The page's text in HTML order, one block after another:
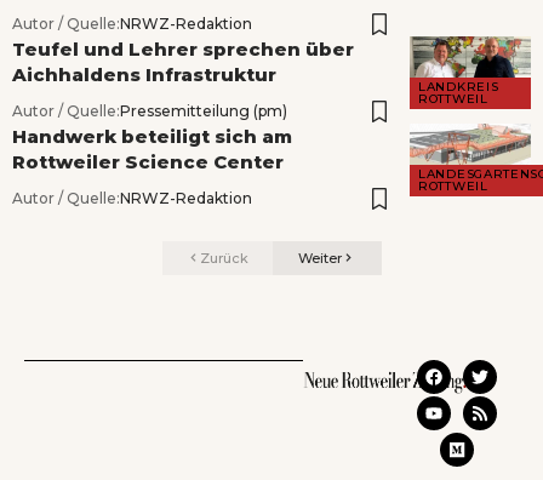
Autor / Quelle:NRWZ-Redaktion
LANDKREIS
ROTTWEIL
Teufel und Lehrer sprechen über
Aichhaldens Infrastruktur
Autor / Quelle:Pressemitteilung (pm)
ROTTWEIL
Handwerk beteiligt sich am
Rottweiler Science Center
Autor / Quelle:NRWZ-Redaktion
Zurück Weiter